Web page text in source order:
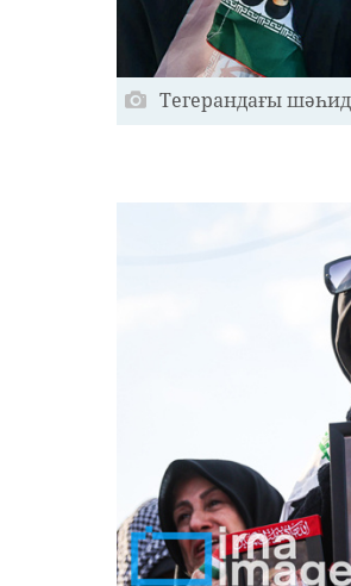
Тегерандағы